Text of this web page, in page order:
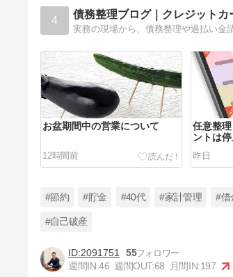
4 債務整理ブログ｜クレジット
実務の現場から、債務整理や過払い金
お盆期間中の営業について
12時間前
任意整
ントは
昨日
任意整理すべきタイミングはい
つ？
#節約 #貯金 #40代 #家計管理 #借
#自己破産
2091751
55
週間IN:46 週間OUT:68 月間IN:197